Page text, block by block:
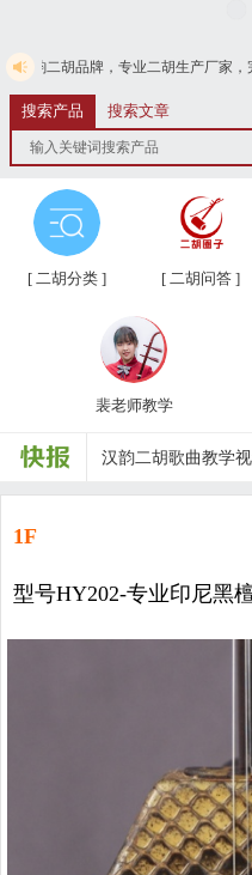
，专业二胡生产厂家，完善的售后服
款，免费电话4008728125
搜索产品 搜索文章
[ 二胡分类 ] [ 二胡问答 ]
裴老师教学
第三届“汉韵杯”中
汉韵二胡教学视频
汉韵二胡高老师教学
汉韵二胡裴老师教学
汉韵二胡歌曲教学
二胡名曲免费下载
1F
型号HY202-专业印尼黑